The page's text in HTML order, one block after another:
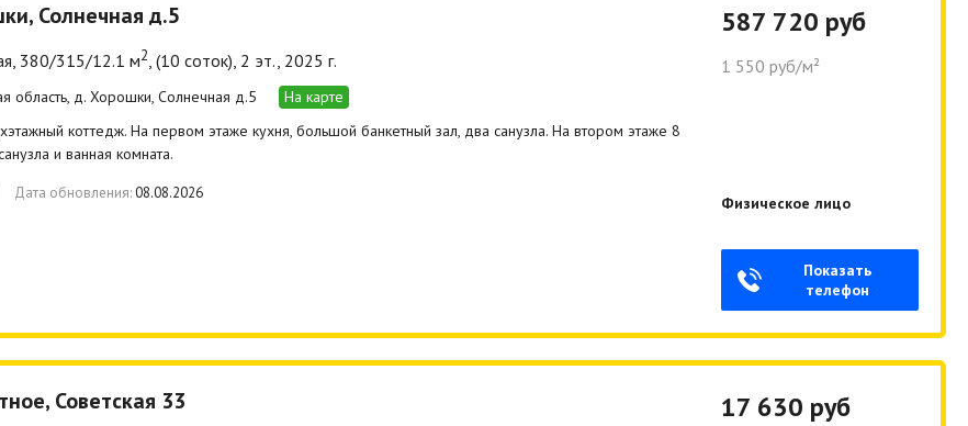
По дате обновления (сначала новые)
По дате обновления (сначала старые)
По площади (сначала маленькие)
Солнечная д.5
380/315/12.1 м2, (10 соток), 2 эт., 2025 г.
область, д. Хорошки, Солнечная д.5
На карте
коттедж. На первом этаже кухня, большой банкетный зал, два санузла. На втором этаже 8
и ванная комната.
Дата обновления:08.08.2026
587 720 руб
1 550 руб/м²
Физическое лицо
Показать
телефон
Советская 33 17 630 руб